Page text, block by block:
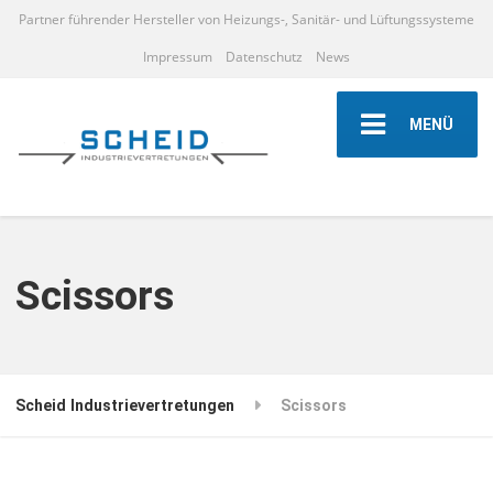
Partner führender Hersteller von Heizungs-, Sanitär- und Lüftungssysteme
Impressum
Datenschutz News
MENÜ
Scissors
Scheid Industrievertretungen Scissors